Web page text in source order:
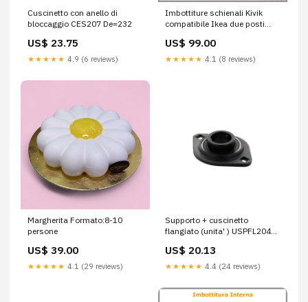
Cuscinetto con anello di
bloccaggio CES207 De=232
US$ 23.75
★★★★★ 4.9 (6 reviews)
Imbottiture schienali Kivik
compatibile Ikea due posti
US$ 99.00
★★★★★ 4.1 (8 reviews)
Margherita Formato:8-10
persone
US$ 39.00
★★★★★ 4.1 (29 reviews)
Supporto + cuscinetto
flangiato (unita' ) USPFL204
US$ 20.13
★★★★★ 4.4 (24 reviews)